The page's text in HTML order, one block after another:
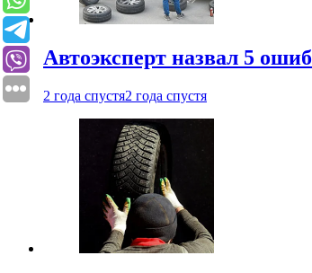
Автоэксперт назвал 5
2 года спустя2 года спустя